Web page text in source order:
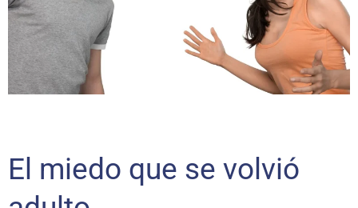
El miedo que se volvió